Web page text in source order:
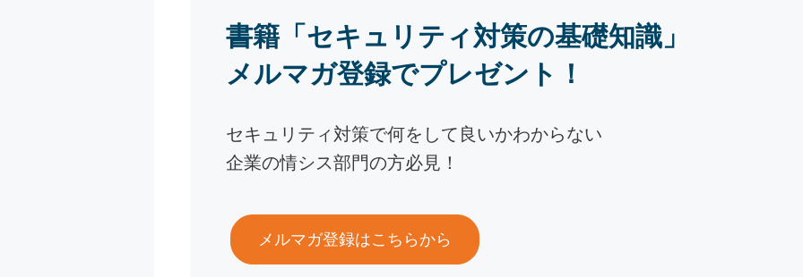
書籍「セキュリティ対策の基礎知識」
メルマガ登録でプレゼント！
セキュリティ対策で何をして良いかわからない
企業の情シス部門の方必見！
メルマガ登録はこちらから